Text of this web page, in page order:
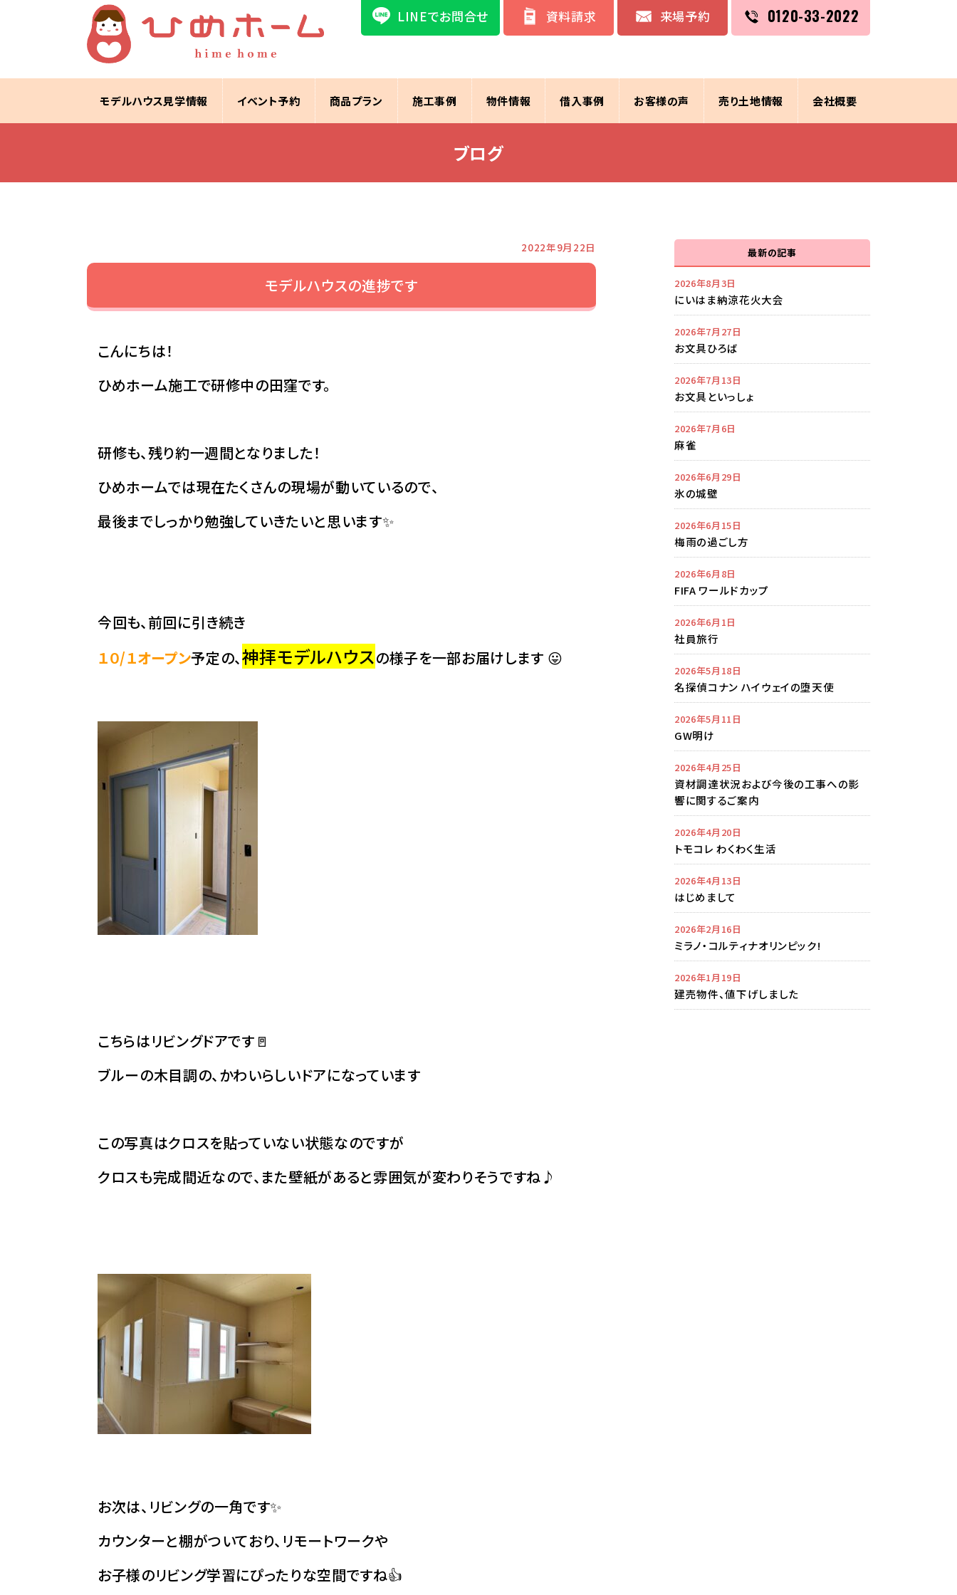
LINEでお問合せ 資料請求 来場予約 0120-33-2022
モデルハウス見学情報 イベント予約 商品プラン 施工事例 物件情報 借入事例 お客様の声 売り土地情報 会社概要
ブログ
2022年9月22日
モデルハウスの進捗です
こんにちは！
ひめホーム施工で研修中の田窪です。
研修も、残り約一週間となりました！
ひめホームでは現在たくさんの現場が動いているので、
最後までしっかり勉強していきたいと思います✨
今回も、前回に引き続き
１０/１オープン予定の、神拝モデルハウスの様子を一部お届けします 😛
こちらはリビングドアです🚪
ブルーの木目調の、かわいらしいドアになっています
この写真はクロスを貼っていない状態なのですが
クロスも完成間近なので、また壁紙があると雰囲気が変わりそうですね♪
お次は、リビングの一角です✨
カウンターと棚がついており、リモートワークや
お子様のリビング学習にぴったりな空間ですね👍
最新の記事
2026年8月3日
にいはま納涼花火大会
2026年7月27日
お文具ひろば
2026年7月13日
お文具といっしょ
2026年7月6日
麻雀
2026年6月29日
氷の城壁
2026年6月15日
梅雨の過ごし方
2026年6月8日
FIFA ワールドカップ
2026年6月1日
社員旅行
2026年5月18日
名探偵コナン ハイウェイの堕天使
2026年5月11日
GW明け
2026年4月25日
資材調達状況および今後の工事への影
響に関するご案内
2026年4月20日
トモコレ わくわく生活
2026年4月13日
はじめまして
2026年2月16日
ミラノ・コルティナオリンピック!
2026年1月19日
建売物件、値下げしました